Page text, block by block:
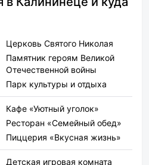
Церковь Святого Николая
Памятник героям Великой
Отечественной войны
Парк культуры и отдыха
Кафе «Уютный уголок»
Ресторан «Семейный обед»
Пиццерия «Вкусная жизнь»
Детская игровая комната